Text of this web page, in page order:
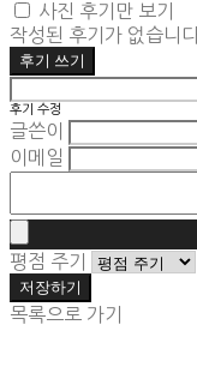
사진 후기만 보기
작성된 후기가 없습니
후기 쓰기
후기 수정
글쓴이
이메일
평점 주기
저장하기
목록으로 가기